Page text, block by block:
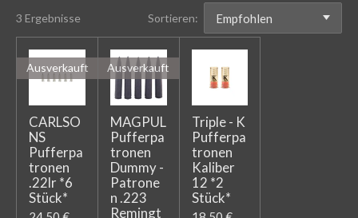
3 Ergebnisse Sortieren:
Ausverkauft
CARLSO
NS
Pufferpa
tronen
.22lr *6
Stück*
Ausverkauft
MAGPUL
Pufferpa
tronen
Dummy -
Patrone
n .223
Remingt
Triple - K
Pufferpa
tronen
Kaliber
12 *2
Stück*